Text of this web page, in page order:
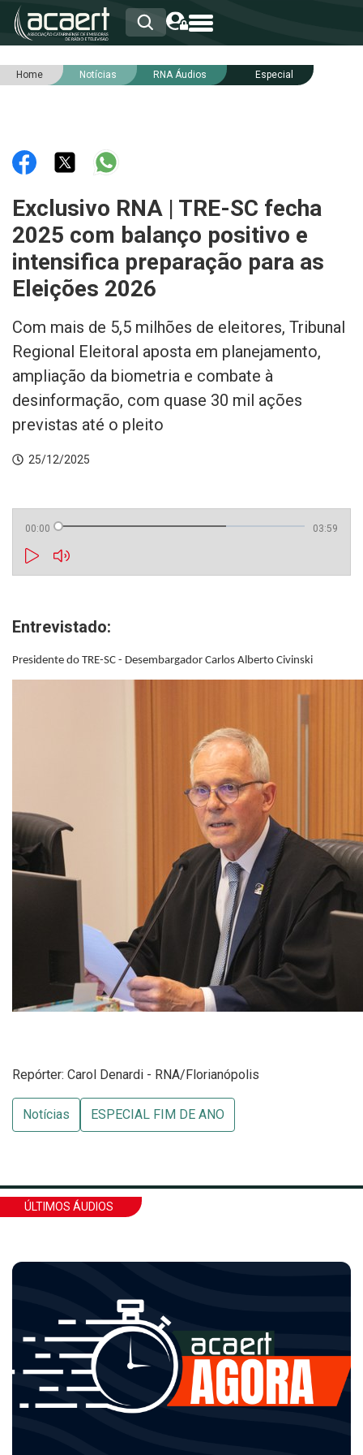
HOME
RNA
NOTÍCIAS
SERVIÇOS
INTEGRIDADE
Home Notícias RNA Áudios Especial
Exclusivo RNA | TRE-SC fecha
2025 com balanço positivo e
intensifica preparação para as
Eleições 2026
Com mais de 5,5 milhões de eleitores, Tribunal
Regional Eleitoral aposta em planejamento,
ampliação da biometria e combate à
desinformação, com quase 30 mil ações
previstas até o pleito
25/12/2025
00:00 03:59
Entrevistado:
Presidente do TRE-SC - Desembargador Carlos Alberto Civinski
Repórter: Carol Denardi - RNA/Florianópolis
Notícias ESPECIAL FIM DE ANO
ÚLTIMOS ÁUDIOS